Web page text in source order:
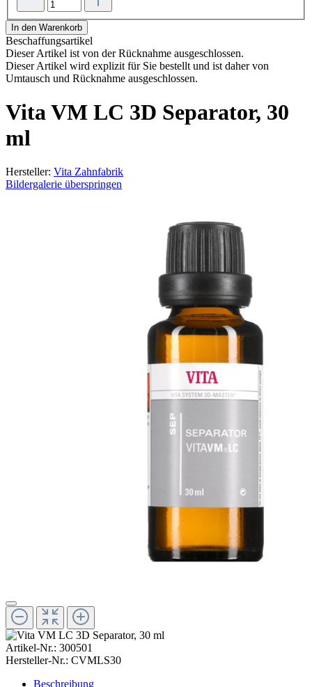
In den Warenkorb
Beschaffungsartikel
Dieser Artikel ist von der Rücknahme ausgeschlossen.
Dieser Artikel wird explizit für Sie bestellt und ist daher von
Umtausch und Rücknahme ausgeschlossen.
Vita VM LC 3D Separator, 30
ml
Hersteller: Vita Zahnfabrik
Bildergalerie überspringen
Artikel-Nr.: 300501
Hersteller-Nr.: CVMLS30
Beschreibung